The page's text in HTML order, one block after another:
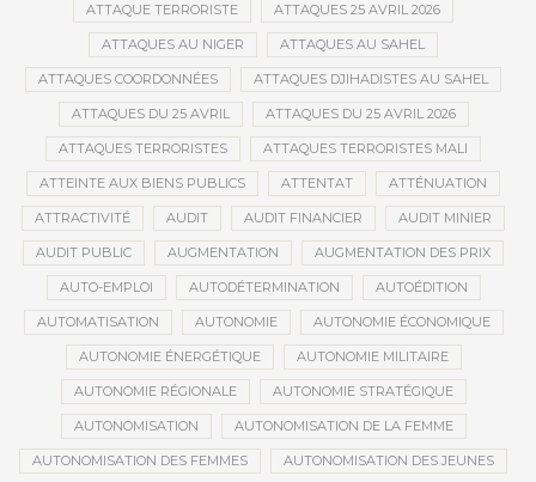
ATTAQUE TERRORISTE ATTAQUES 25 AVRIL 2026
ATTAQUES AU NIGER ATTAQUES AU SAHEL
ATTAQUES COORDONNÉES ATTAQUES DJIHADISTES AU SAHEL
ATTAQUES DU 25 AVRIL ATTAQUES DU 25 AVRIL 2026
ATTAQUES TERRORISTES ATTAQUES TERRORISTES MALI
ATTEINTE AUX BIENS PUBLICS ATTENTAT ATTÉNUATION
ATTRACTIVITÉ AUDIT AUDIT FINANCIER AUDIT MINIER
AUDIT PUBLIC AUGMENTATION AUGMENTATION DES PRIX
AUTO-EMPLOI AUTODÉTERMINATION AUTOÉDITION
AUTOMATISATION AUTONOMIE AUTONOMIE ÉCONOMIQUE
AUTONOMIE ÉNERGÉTIQUE AUTONOMIE MILITAIRE
AUTONOMIE RÉGIONALE AUTONOMIE STRATÉGIQUE
AUTONOMISATION AUTONOMISATION DE LA FEMME
AUTONOMISATION DES FEMMES AUTONOMISATION DES JEUNES